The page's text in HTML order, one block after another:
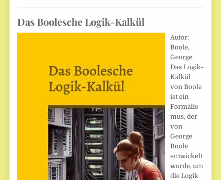
Das Boolesche Logik-Kalkül
Autor:
Boole,
George.
Das Logik-
Kalkül
von Boole
ist ein
Formalis
mus, der
von
George
Boole
entwickelt
wurde, um
die Logik